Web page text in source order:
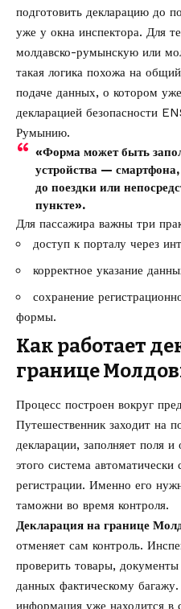
подготовить декларацию до
уже у окна инспектора. Для
молдавско-румынскую или
такая логика похожа на
подаче данных, о котором
декларацией безопасности
Румынию.
«Форма может быть
устройства —
до поездки или
пункте».
Для пассажира важны три
доступ к порталу через
корректное указание
сохранение
формы.
Как работает
границе
Процесс построен вокруг
Путешественник заходит на
декларации, заполняет поля
этого система
регистрации. Именно его
таможни во время контроля.
Декларация на границе
отменяет сам контроль.
проверить товары, документы
данных фактическому
информация уже находится в